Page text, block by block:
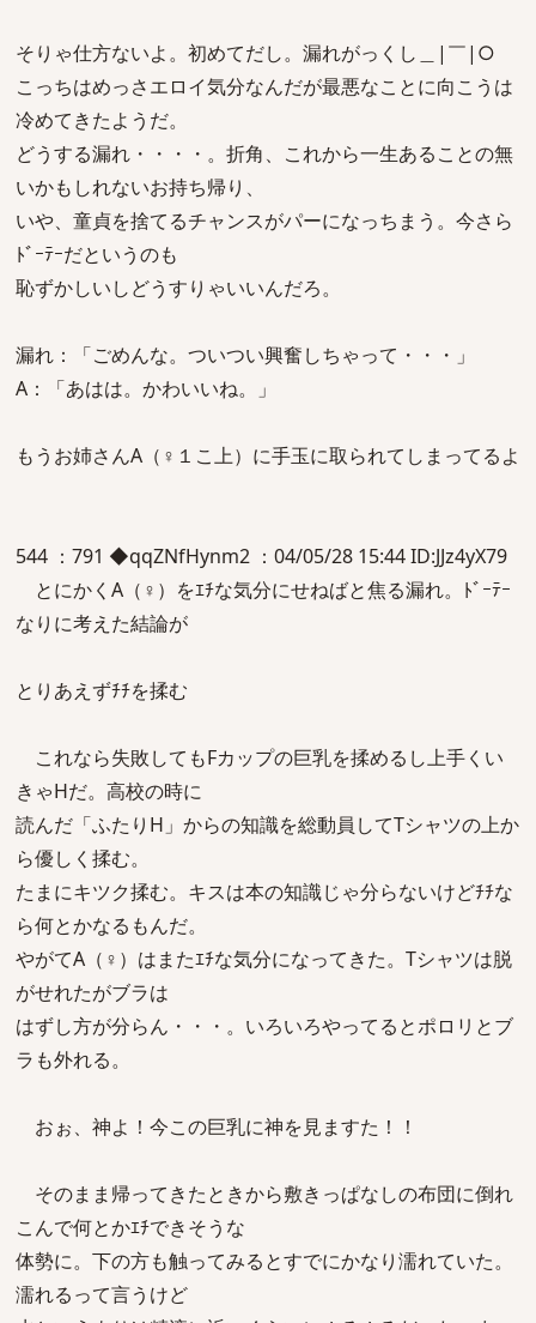
そりゃ仕方ないよ。初めてだし。漏れがっくし＿|￣|○
こっちはめっさエロイ気分なんだが最悪なことに向こうは
冷めてきたようだ。
どうする漏れ・・・・。折角、これから一生あることの無
いかもしれないお持ち帰り、
いや、童貞を捨てるチャンスがパーになっちまう。今さら
ﾄﾞｰﾃｰだというのも
恥ずかしいしどうすりゃいいんだろ。
漏れ：「ごめんな。ついつい興奮しちゃって・・・」
A：「あはは。かわいいね。」
もうお姉さんA（♀１こ上）に手玉に取られてしまってるよ
544 ：791 ◆qqZNfHynm2 ：04/05/28 15:44 ID:JJz4yX79
とにかくA（♀）をｴﾁな気分にせねばと焦る漏れ。ﾄﾞｰﾃｰ
なりに考えた結論が
とりあえずﾁﾁを揉む
これなら失敗してもFカップの巨乳を揉めるし上手くい
きゃHだ。高校の時に
読んだ「ふたりH」からの知識を総動員してTシャツの上か
ら優しく揉む。
たまにキツク揉む。キスは本の知識じゃ分らないけどﾁﾁな
ら何とかなるもんだ。
やがてA（♀）はまたｴﾁな気分になってきた。Tシャツは脱
がせれたがブラは
はずし方が分らん・・・。いろいろやってるとポロリとブ
ラも外れる。
おぉ、神よ！今この巨乳に神を見ますた！！
そのまま帰ってきたときから敷きっぱなしの布団に倒れ
こんで何とかｴﾁできそうな
体勢に。下の方も触ってみるとすでにかなり濡れていた。
濡れるって言うけど